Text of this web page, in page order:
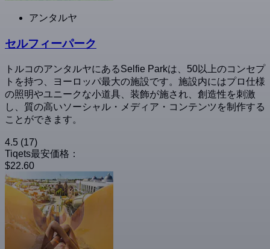
アンタルヤ
セルフィーパーク
トルコのアンタルヤにあるSelfie Parkは、50以上のコンセプ
トを持つ、ヨーロッパ最大の施設です。施設内にはプロ仕様
の照明やユニークな小道具、装飾が施され、創造性を刺激
し、質の高いソーシャル・メディア・コンテンツを制作する
ことができます。
4.5 (17)
Tiqets最安価格：
$22.60